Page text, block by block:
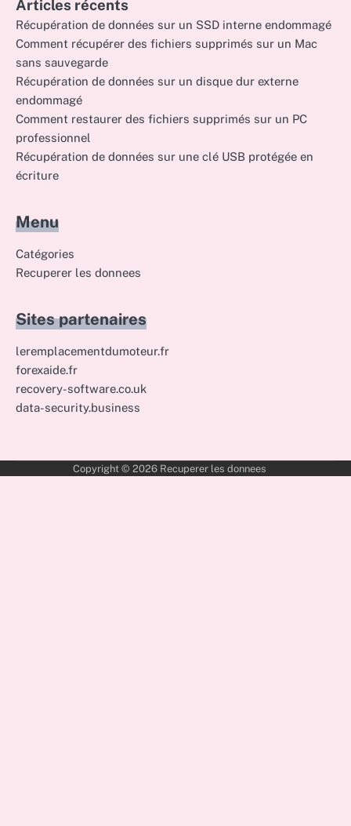
Articles récents
Récupération de données sur un SSD interne endommagé
Comment récupérer des fichiers supprimés sur un Mac
sans sauvegarde
Récupération de données sur un disque dur externe
endommagé
Comment restaurer des fichiers supprimés sur un PC
professionnel
Récupération de données sur une clé USB protégée en
écriture
Menu
Catégories
Recuperer les donnees
Sites partenaires
leremplacementdumoteur.fr
forexaide.fr
recovery-software.co.uk
data-security.business
Copyright © 2026 Recuperer les donnees